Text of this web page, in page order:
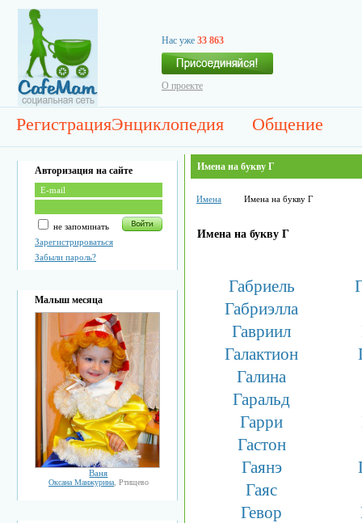
Нас уже 33 863
О проекте
РегистрацияЭнциклопедия Общение
Авторизация на сайте
не запоминать
Зарегистрироваться
Забыли пароль?
Малыш месяца
Ваня
Оксана Манжурина, Ртищево
Имена на букву Г
Имена Имена на букву Г
Имена на букву Г
Габриель
Габриэлла
Гавриил
Галактион
Галина
Гаральд
Гарри
Гастон
Гаянэ
Гаяс
Гевор